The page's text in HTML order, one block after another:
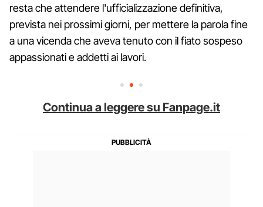
resta che attendere l'ufficializzazione definitiva,
prevista nei prossimi giorni, per mettere la parola fine
a una vicenda che aveva tenuto con il fiato sospeso
appassionati e addetti ai lavori.
Continua a leggere su Fanpage.it